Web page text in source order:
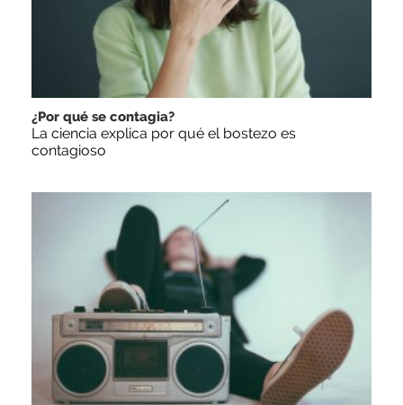
¿Por qué se contagia?
La ciencia explica por qué el bostezo es
contagioso